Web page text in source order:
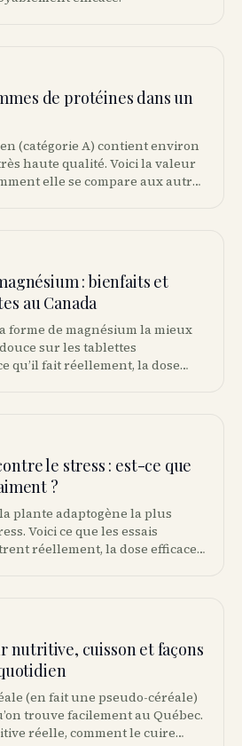
de protéines dans un
(catégorie A) contient environ
haute qualité. Voici la valeur
elle se compare aux autres
: bienfaits et
au Canada
forme de magnésium la mieux
sur les tablettes
qu’il fait réellement, la dose
le stress : est-ce que
?
plante adaptogène la plus
Voici ce que les essais
réellement, la dose efficace
nutritive, cuisson et façons
(en fait une pseudo-céréale)
trouve facilement au Québec.
réelle, comment le cuire